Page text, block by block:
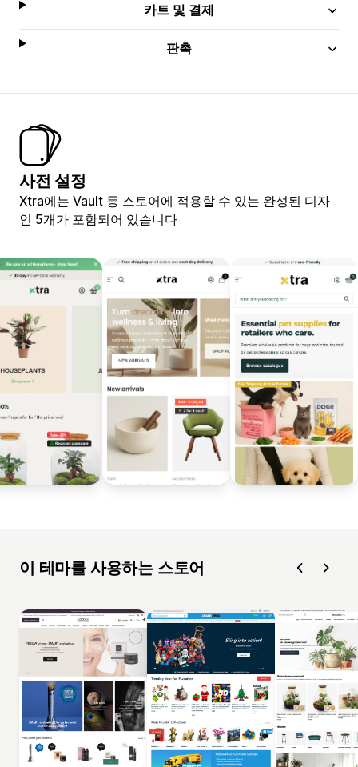
카트 및 결제
판촉
사전 설정
Xtra에는 Vault 등 스토어에 적용할 수 있는 완성된 디자
인 5개가 포함되어 있습니다
이 테마를 사용하는 스토어